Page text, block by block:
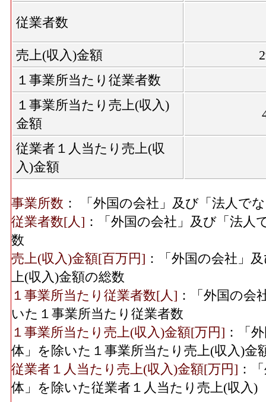
従業者数
売上(収入)金額
１事業所当たり従業者数
１事業所当たり売上(収入)
金額
従業者１人当たり売上(収
入)金額
事業所数 ： 「外国の会社」及び「法人で
従業者数[人] ：「外国の会社」及び「法
数
売上(収入)金額[百万円] ：「外国の会社」
上(収入)金額の総数
１事業所当たり従業者数[人] ：「外国の会
いた１事業所当たり従業者数
１事業所当たり売上(収入)金額[万円] ：「
体」を除いた１事業所当たり売上(収入)金
従業者１人当たり売上(収入)金額[万円] ：
体」を除いた従業者１人当たり売上(収入)